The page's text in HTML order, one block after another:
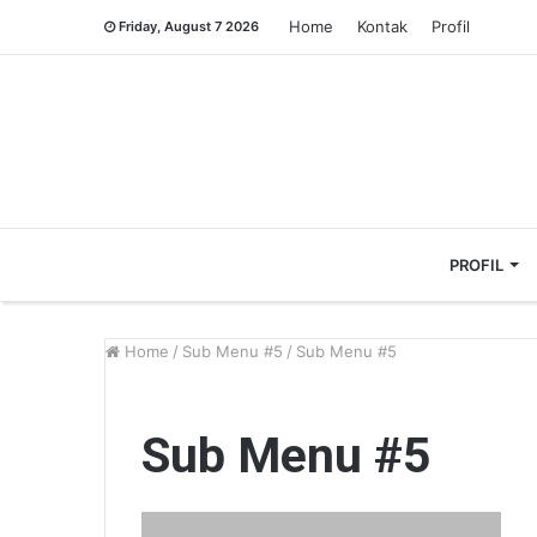
Friday, August 7 2026 Home Kontak Profil
PROFIL
Home / Sub Menu #5 / Sub Menu #5
Sub Menu #5